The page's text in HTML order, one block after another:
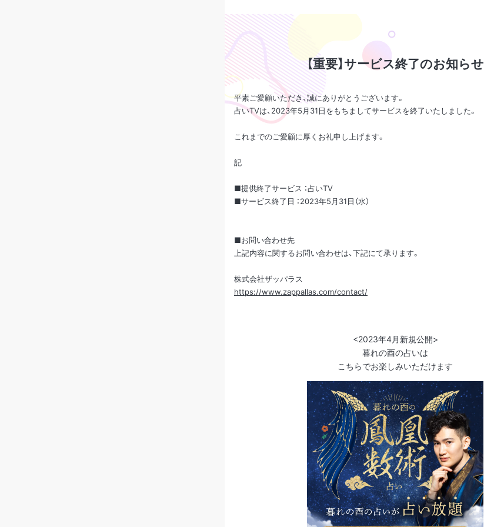
【重要】サービス終了のお知らせ
平素ご愛顧いただき、誠にありがとうございます。
占いTVは、2023年5月31日をもちましてサービスを終了いたしました。
これまでのご愛顧に厚くお礼申し上げます。
記
■提供終了サービス ：占いTV
■サービス終了日 ：2023年5月31日（水）
■お問い合わせ先
上記内容に関するお問い合わせは、下記にて承ります。
株式会社ザッパラス
https://www.zappallas.com/contact/
<2023年4月新規公開>
暮れの酉の占いは
こちらでお楽しみいただけます